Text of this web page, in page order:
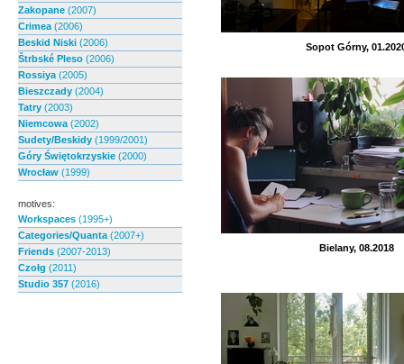
Zakopane (2007)
Crimea (2006)
Beskid Niski (2006)
Štrbské Pleso (2006)
Rossiya (2005)
Bieszczady (2004)
Tatry (2003)
Niemcowa (2002)
Sudety/Beskidy (1999/2001)
Góry Świętokrzyskie (2000)
Wrocław (1999)
motives:
Workspaces (1995+)
Categories/Quanta (2007+)
Friends (2007-2013)
Czołg (2011)
Studio 357 (2016)
Sopot Górny,
Bielany, 08.2018